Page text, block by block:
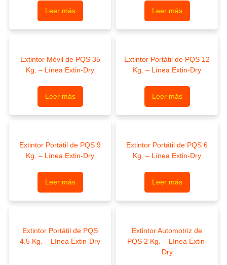
Leer más Leer más
Extintor Móvil de PQS 35
Kg. – Línea Extin-Dry
Leer más
Extintor Portátil de PQS 12
Kg. – Línea Extin-Dry
Leer más
Extintor Portátil de PQS 9
Kg. – Línea Extin-Dry
Leer más
Extintor Portátil de PQS 6
Kg. – Línea Extin-Dry
Leer más
Extintor Portátil de PQS
4.5 Kg. – Línea Extin-Dry
Extintor Automotriz de
PQS 2 Kg. – Línea Extin-
Dry